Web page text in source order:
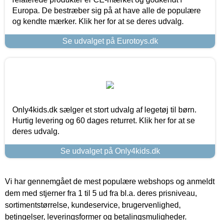
Europa. De bestræber sig på at have alle de populære
og kendte mærker. Klik her for at se deres udvalg.
Se udvalget på Eurotoys.dk
Only4kids.dk sælger et stort udvalg af legetøj til børn.
Hurtig levering og 60 dages returret. Klik her for at se
deres udvalg.
Se udvalget på Only4kids.dk
Vi har gennemgået de mest populære webshops og anmeldt
dem med stjerner fra 1 til 5 ud fra bl.a. deres prisniveau,
sortimentstørrelse, kundeservice, brugervenlighed,
betingelser, leveringsformer og betalingsmuligheder.